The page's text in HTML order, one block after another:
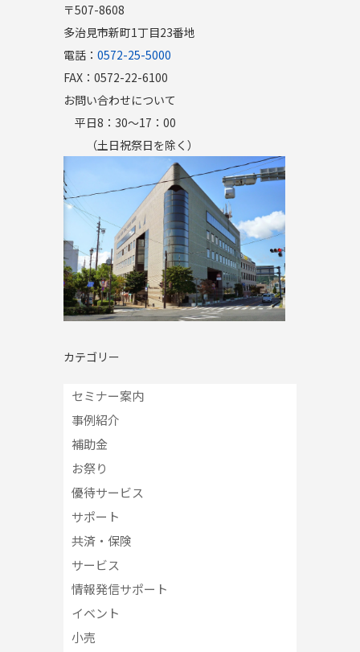
〒507-8608
多治見市新町1丁目23番地
電話： 0572-25-5000
FAX：0572-22-6100
お問い合わせについて
平日8：30～17：00
（土日祝祭日を除く）
カテゴリー
セミナー案内
事例紹介
補助金
お祭り
優待サービス
サポート
共済・保険
サービス
情報発信サポート
イベント
小売